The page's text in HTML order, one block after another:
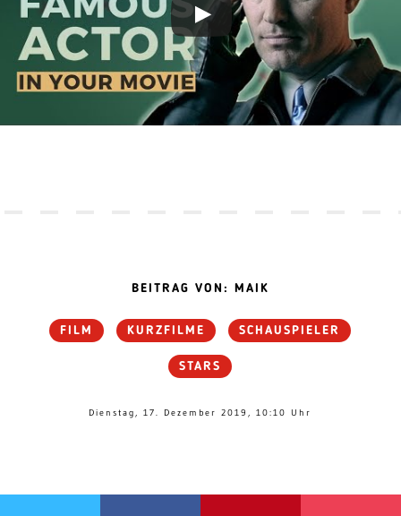
BEITRAG VON: MAIK
FILM KURZFILME SCHAUSPIELER
STARS
Dienstag, 17. Dezember 2019, 10:10 Uhr